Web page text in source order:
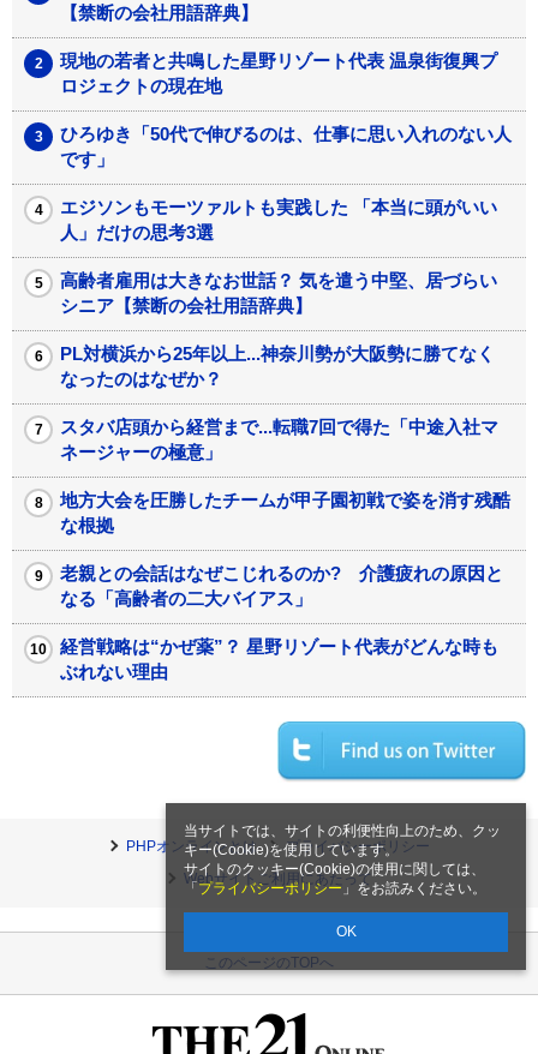
当サイトでは、サイトの利便性向上のため、クッ
キー(Cookie)を使用しています。
サイトのクッキー(Cookie)の使用に関しては、
「 プライバシーポリシー 」をお読みください。
OK
【禁断の会社用語辞典】
現地の若者と共鳴した星野リゾート代表 温泉街復興プ
ロジェクトの現在地
ひろゆき「50代で伸びるのは、仕事に思い入れのない人
です」
エジソンもモーツァルトも実践した 「本当に頭がいい
人」だけの思考3選
高齢者雇用は大きなお世話？ 気を遣う中堅、居づらい
シニア【禁断の会社用語辞典】
PL対横浜から25年以上...神奈川勢が大阪勢に勝てなく
なったのはなぜか？
スタバ店頭から経営まで...転職7回で得た「中途入社マ
ネージャーの極意」
地方大会を圧勝したチームが甲子園初戦で姿を消す残酷
な根拠
老親との会話はなぜこじれるのか? 介護疲れの原因と
なる「高齢者の二大バイアス」
経営戦略は“かぜ薬”？ 星野リゾート代表がどんな時も
ぶれない理由
PHPオンラインとは
プライバシーポリシー
Webサイトご利用にあたって
このページのTOPへ